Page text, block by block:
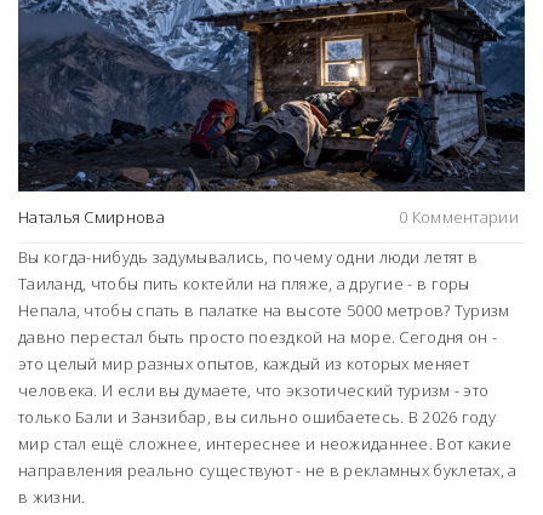
Наталья Смирнова
0 Комментарии
Вы когда-нибудь задумывались, почему одни люди летят в
Таиланд, чтобы пить коктейли на пляже, а другие - в горы
Непала, чтобы спать в палатке на высоте 5000 метров? Туризм
давно перестал быть просто поездкой на море. Сегодня он -
это целый мир разных опытов, каждый из которых меняет
человека. И если вы думаете, что экзотический туризм - это
только Бали и Занзибар, вы сильно ошибаетесь. В 2026 году
мир стал ещё сложнее, интереснее и неожиданнее. Вот какие
направления реально существуют - не в рекламных буклетах, а
в жизни.